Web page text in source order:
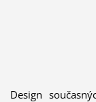
Design